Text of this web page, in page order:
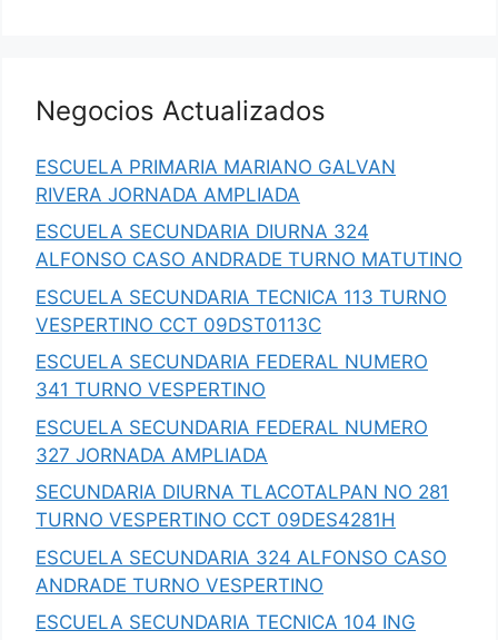
Negocios Actualizados
ESCUELA PRIMARIA MARIANO GALVAN
RIVERA JORNADA AMPLIADA
ESCUELA SECUNDARIA DIURNA 324
ALFONSO CASO ANDRADE TURNO MATUTINO
ESCUELA SECUNDARIA TECNICA 113 TURNO
VESPERTINO CCT 09DST0113C
ESCUELA SECUNDARIA FEDERAL NUMERO
341 TURNO VESPERTINO
ESCUELA SECUNDARIA FEDERAL NUMERO
327 JORNADA AMPLIADA
SECUNDARIA DIURNA TLACOTALPAN NO 281
TURNO VESPERTINO CCT 09DES4281H
ESCUELA SECUNDARIA 324 ALFONSO CASO
ANDRADE TURNO VESPERTINO
ESCUELA SECUNDARIA TECNICA 104 ING